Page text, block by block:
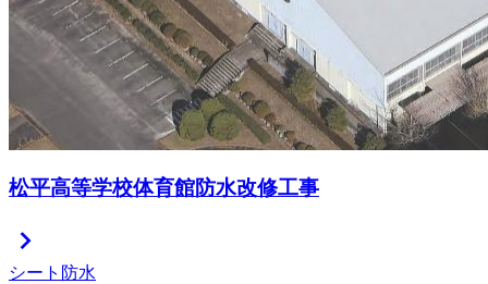
松平高等学校体育館防水改修工事
chevron_right
シート防水